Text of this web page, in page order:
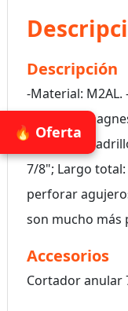
🔥 Oferta
Descripción
-Material:
aluminio,
hormigón,
7/8"; Largo
perforar
son mucho más
Accesorios
Cortador anular